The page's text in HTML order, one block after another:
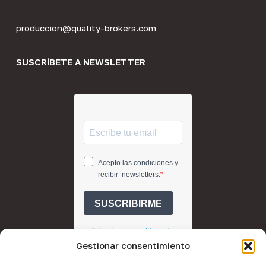
Gestionar consentimiento
produccion@quality-brokers.com
SUSCRÍBETE A NEWSLETTER